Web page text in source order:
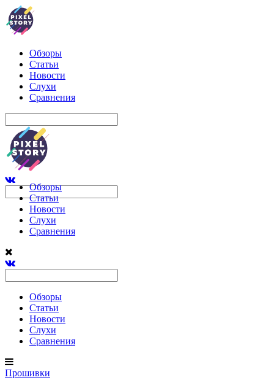
Обзоры
Статьи
Новости
Слухи
Сравнения
Обзоры
Статьи
Новости
Слухи
Сравнения
Обзоры
Статьи
Новости
Слухи
Сравнения
Прошивки